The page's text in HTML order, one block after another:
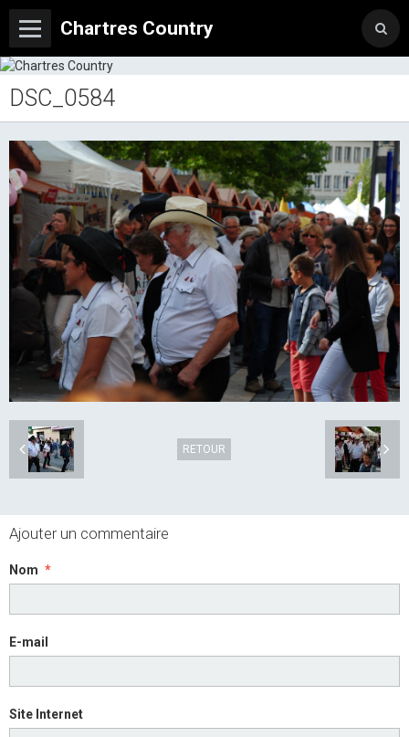
Chartres Country
DSC_0584
RETOUR
Ajouter un commentaire
Nom
E-mail
Site Internet